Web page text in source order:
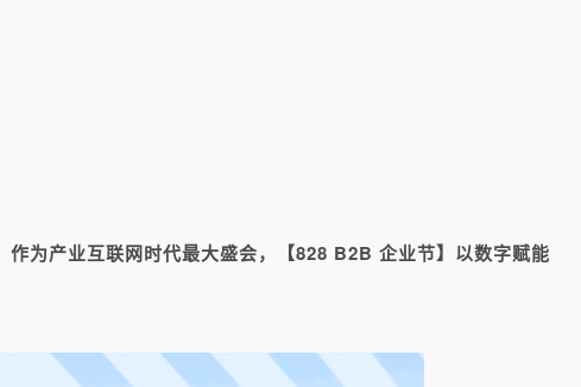
作为产业互联网时代最大盛会，【828 B2B 企业节】以数字赋能